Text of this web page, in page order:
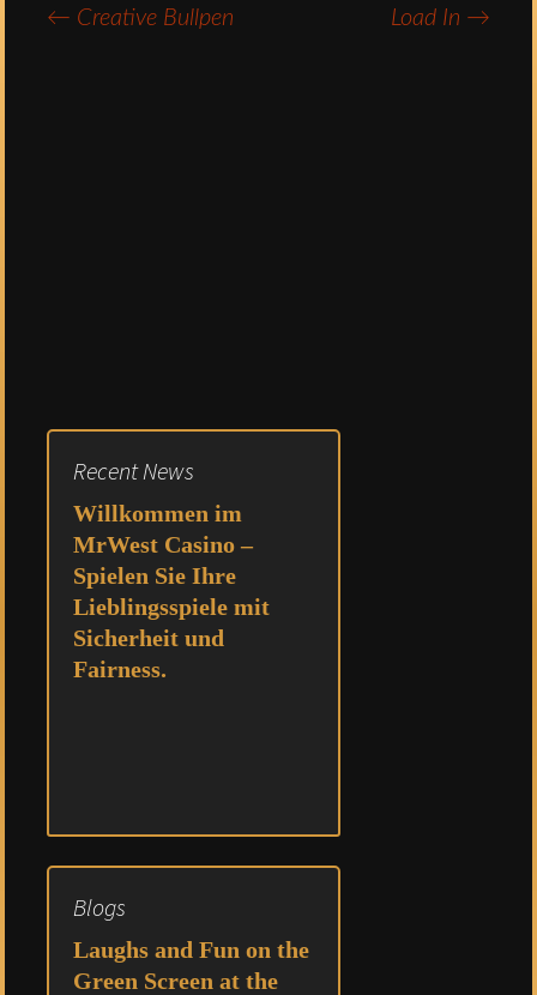
← Creative Bullpen Load In →
Recent News
Willkommen im
MrWest Casino –
Spielen Sie Ihre
Lieblingsspiele mit
Sicherheit und
Fairness.
Blogs
Laughs and Fun on the
Green Screen at the